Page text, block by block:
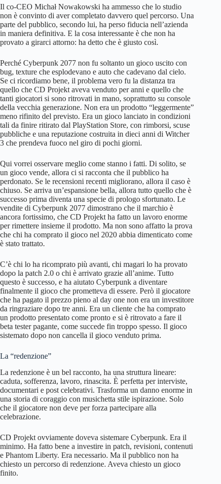
Il co-CEO Michał Nowakowski ha ammesso che lo studio
non è convinto di aver completato davvero quel percorso. Una
parte del pubblico, secondo lui, ha perso fiducia nell’azienda
in maniera definitiva. E la cosa interessante è che non ha
provato a girarci attorno: ha detto che è giusto così.
Perché Cyberpunk 2077 non fu soltanto un gioco uscito con
bug, texture che esplodevano e auto che cadevano dal cielo.
Se ci ricordiamo bene, il problema vero fu la distanza tra
quello che CD Projekt aveva venduto per anni e quello che
tanti giocatori si sono ritrovati in mano, soprattutto su console
della vecchia generazione. Non era un prodotto “leggermente”
meno rifinito del previsto. Era un gioco lanciato in condizioni
tali da finire ritirato dal PlayStation Store, con rimborsi, scuse
pubbliche e una reputazione costruita in dieci anni di Witcher
3 che prendeva fuoco nel giro di pochi giorni.
Qui vorrei osservare meglio come stanno i fatti. Di solito, se
un gioco vende, allora ci si racconta che il pubblico ha
perdonato. Se le recensioni recenti migliorano, allora il caso è
chiuso. Se arriva un’espansione bella, allora tutto quello che è
successo prima diventa una specie di prologo sfortunato. Le
vendite di Cyberpunk 2077 dimostrano che il marchio è
ancora fortissimo, che CD Projekt ha fatto un lavoro enorme
per rimettere insieme il prodotto. Ma non sono affatto la prova
che chi ha comprato il gioco nel 2020 abbia dimenticato come
è stato trattato.
C’è chi lo ha ricomprato più avanti, chi magari lo ha provato
dopo la patch 2.0 o chi è arrivato grazie all’anime. Tutto
questo è successo, e ha aiutato Cyberpunk a diventare
finalmente il gioco che prometteva di essere. Però il giocatore
che ha pagato il prezzo pieno al day one non era un investitore
da ringraziare dopo tre anni. Era un cliente che ha comprato
un prodotto presentato come pronto e si è ritrovato a fare il
beta tester pagante, come succede fin troppo spesso. Il gioco
sistemato dopo non cancella il gioco venduto prima.
La “redenzione”
La redenzione è un bel racconto, ha una struttura lineare:
caduta, sofferenza, lavoro, rinascita. È perfetta per interviste,
documentari e post celebrativi. Trasforma un danno enorme in
una storia di coraggio con musichetta stile ispirazione. Solo
che il giocatore non deve per forza partecipare alla
celebrazione.
CD Projekt ovviamente doveva sistemare Cyberpunk. Era il
minimo. Ha fatto bene a investire in patch, revisioni, contenuti
e Phantom Liberty. Era necessario. Ma il pubblico non ha
chiesto un percorso di redenzione. Aveva chiesto un gioco
finito.